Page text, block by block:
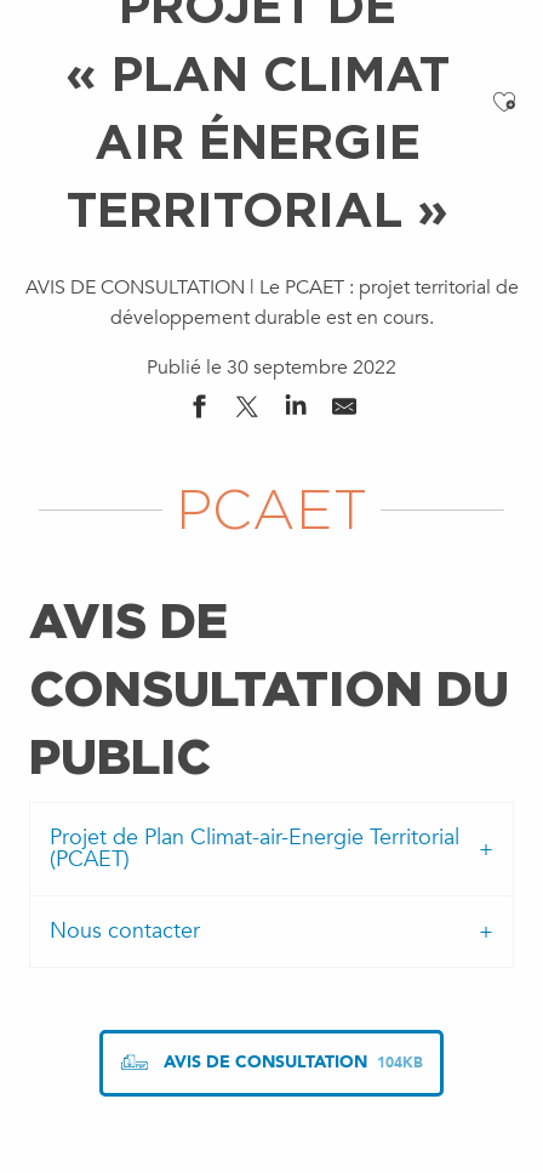
« PLAN CLIMAT
AIR ÉNERGIE
TERRITORIAL »
AVIS DE CONSULTATION | Le PCAET : projet territorial de
développement durable est en cours.
Publié le 30 septembre 2022
PCAET
AVIS DE
CONSULTATION DU
PUBLIC
Projet de Plan Climat-air-Energie Territorial
(PCAET)
Nous contacter
AVIS DE CONSULTATION 104KB